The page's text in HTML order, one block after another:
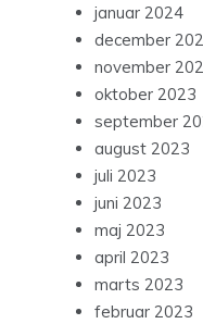
januar 2024
december
november
oktober 2023
september
august 2023
juli 2023
juni 2023
maj 2023
april 2023
marts 2023
februar 2023